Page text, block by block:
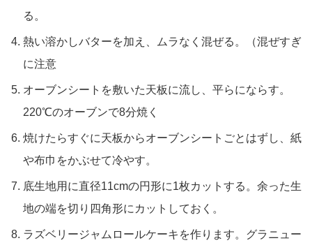
る。
熱い溶かしバターを加え、ムラなく混ぜる。（混ぜすぎ
に注意
オーブンシートを敷いた天板に流し、平らにならす。
220℃のオーブンで8分焼く
焼けたらすぐに天板からオーブンシートごとはずし、紙
や布巾をかぶせて冷やす。
底生地用に直径11cmの円形に1枚カットする。余った生
地の端を切り四角形にカットしておく。
ラズベリージャムロールケーキを作ります。グラニュー